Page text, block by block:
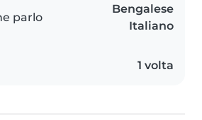
parlo
Bengalese
Italiano
1 volta